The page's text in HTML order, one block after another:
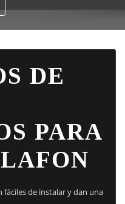
DE
PARA
de instalar y dan una